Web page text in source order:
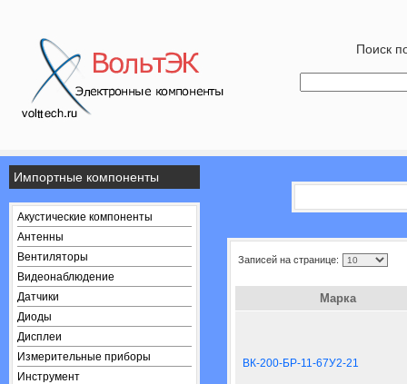
Поиск
Импортные компоненты
Акустические компоненты
Антенны
Вентиляторы
Видеонаблюдение
Датчики
Диоды
Дисплеи
Измерительные приборы
Инструмент
Записей на странице:
Марка
ВК-200-БР-11-67У2-21